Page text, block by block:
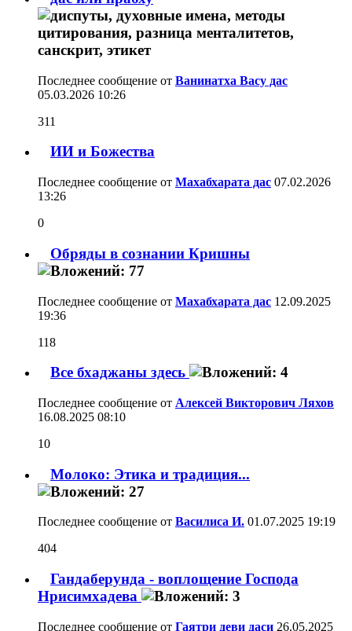
Последнее сообщение от Ванинатха Васу дас
05.03.2026 10:26
311
ИИ и Божества
Последнее сообщение от Махабхарата дас 07.02.2026
13:26
0
Обряды в сознании Кришны
Последнее сообщение от Махабхарата дас 12.09.2025
19:36
118
Все бхаджаны здесь
Последнее сообщение от Алексей Викторович Ляхов
16.08.2025 08:10
10
Молоко: Этика и традиция...
Последнее сообщение от Василиса И. 01.07.2025 19:19
404
Гандаберунда - воплощение Господа
Нрисимхадева
Последнее сообщение от Гаятри деви даси 26.05.2025